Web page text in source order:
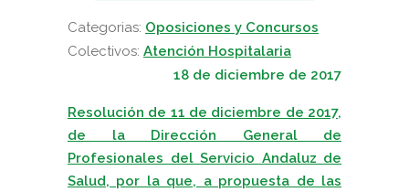
Categorias: Oposiciones y Concursos
Colectivos: Atención Hospitalaria
18 de diciembre de 2017
Resolución de 11 de diciembre de 2017,
de la Dirección General de
Profesionales del Servicio Andaluz de
Salud, por la que, a propuesta de las